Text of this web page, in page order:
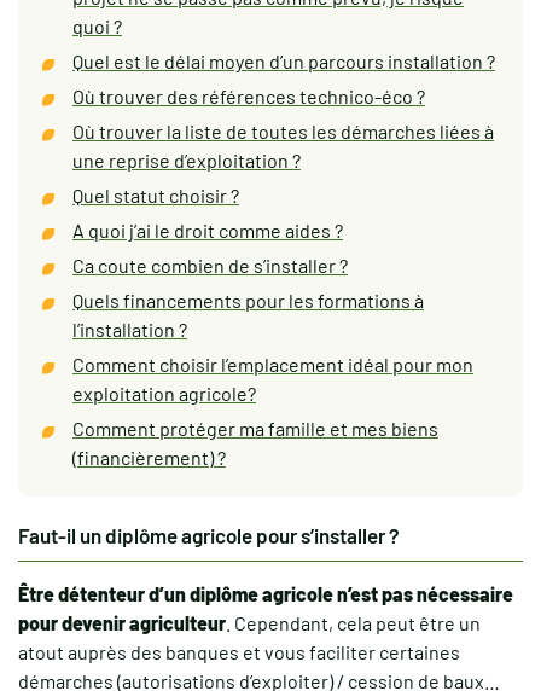
quoi ?
Quel est le délai moyen d’un parcours installation ?
Où trouver des références technico-éco ?
Où trouver la liste de toutes les démarches liées à
une reprise d’exploitation ?
Quel statut choisir ?
A quoi j’ai le droit comme aides ?
Ca coute combien de s’installer ?
Quels financements pour les formations à
l’installation ?
Comment choisir l’emplacement idéal pour mon
exploitation agricole?
Comment protéger ma famille et mes biens
(financièrement) ?
Faut-il un diplôme agricole pour s’installer ?
Être détenteur d’un diplôme agricole n’est pas nécessaire
pour devenir agriculteur . Cependant, cela peut être un
atout auprès des banques et vous faciliter certaines
démarches (autorisations d’exploiter) / cession de baux…